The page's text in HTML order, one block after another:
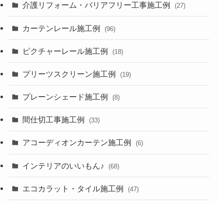
介護リフォーム・バリアフリー工事施工例 (27)
カーテンレール施工例 (96)
ピクチャーレール施工例 (18)
プリーツスクリーン施工例 (19)
プレーンシェード施工例 (8)
間仕切工事施工例 (33)
アコーディオンカーテン施工例 (6)
インテリアのいいもん♪ (68)
エコカラット・タイル施工例 (47)